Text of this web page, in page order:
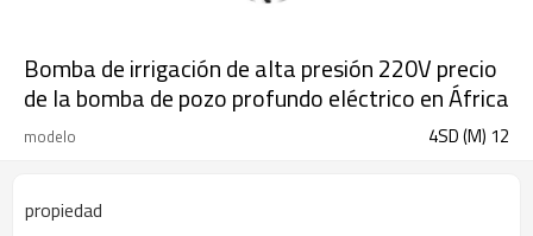
Bomba de irrigación de alta presión 220V precio
de la bomba de pozo profundo eléctrico en África
modelo 4SD (M) 12
propiedad